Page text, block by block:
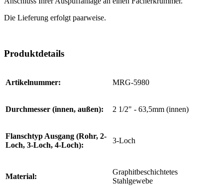
Die Lieferung erfolgt paarweise.
Produktdetails
Artikelnummer: MRG-5980
Durchmesser (innen, außen): 2 1/2" - 63,5mm (innen)
Flanschtyp Ausgang (Rohr, 2-
Loch, 3-Loch, 4-Loch):
3-Loch
Material:
Graphitbeschichtetes
Stahlgewebe